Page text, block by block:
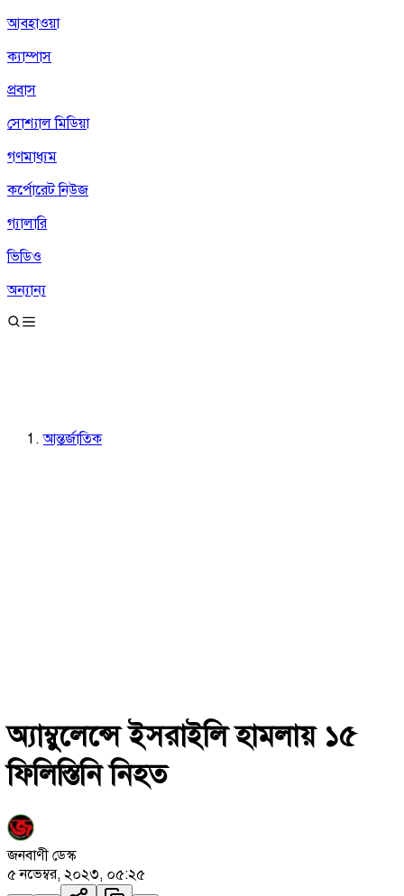
আবহাওয়া
ক্যাম্পাস
প্রবাস
সোশ্যাল মিডিয়া
গণমাধ্যম
কর্পোরেট নিউজ
গ্যালারি
ভিডিও
অন্যান্য
আন্তর্জাতিক
অ্যাম্বুলেন্সে ইসরাইলি হামলায় ১৫
ফিলিস্তিনি নিহত
জনবাণী ডেস্ক
৫ নভেম্বর, ২০২৩, ০৫:২৫